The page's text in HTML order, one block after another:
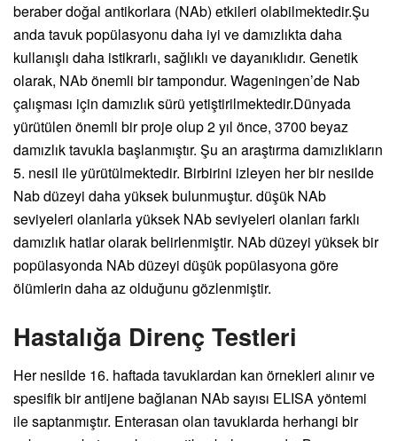
beraber doğal antikorlara (NAb) etkileri olabilmektedir.Şu
anda tavuk popülasyonu daha iyi ve damızlıkta daha
kullanışlı daha istikrarlı, sağlıklı ve dayanıklıdır. Genetik
olarak, NAb önemli bir tampondur. Wageningen’de Nab
çalışması için damızlık sürü yetiştirilmektedir.Dünyada
yürütülen önemli bir proje olup 2 yıl önce, 3700 beyaz
damızlık tavukla başlanmıştır. Şu an araştırma damızlıkların
5. nesil ile yürütülmektedir. Birbirini izleyen her bir nesilde
Nab düzeyi daha yüksek bulunmuştur. düşük NAb
seviyeleri olanlarla yüksek NAb seviyeleri olanları farklı
damızlık hatlar olarak belirlenmiştir. NAb düzeyi yüksek bir
popülasyonda NAb düzeyi düşük popülasyona göre
ölümlerin daha az olduğunu gözlenmiştir.
Hastalığa Direnç Testleri
Her nesilde 16. haftada tavuklardan kan örnekleri alınır ve
spesifik bir antijene bağlanan NAb sayısı ELISA yöntemi
ile saptanmıştır. Enterasan olan tavuklarda herhangi bir